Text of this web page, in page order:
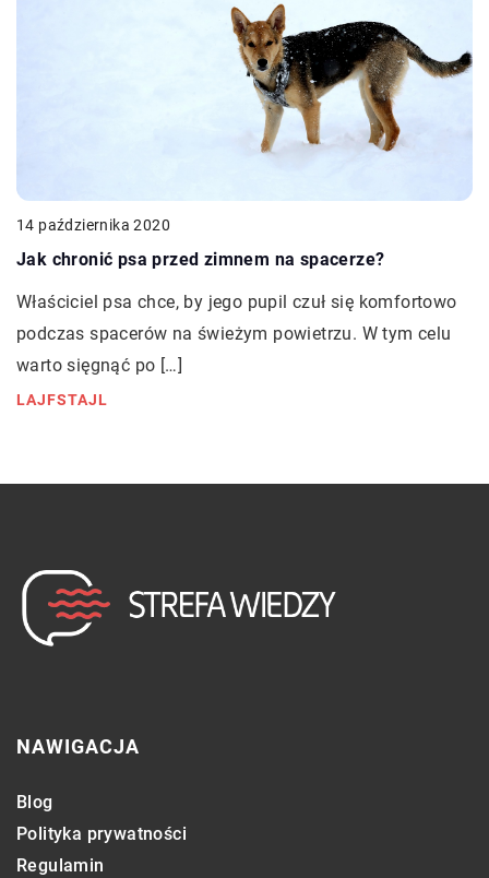
14 października 2020
Jak chronić psa przed zimnem na spacerze?
Właściciel psa chce, by jego pupil czuł się komfortowo
podczas spacerów na świeżym powietrzu. W tym celu
warto sięgnąć po […]
LAJFSTAJL
NAWIGACJA
Blog
Polityka prywatności
Regulamin